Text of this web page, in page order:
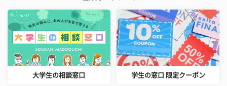
大学生の相談窓口 学生の窓口 限定クーポン